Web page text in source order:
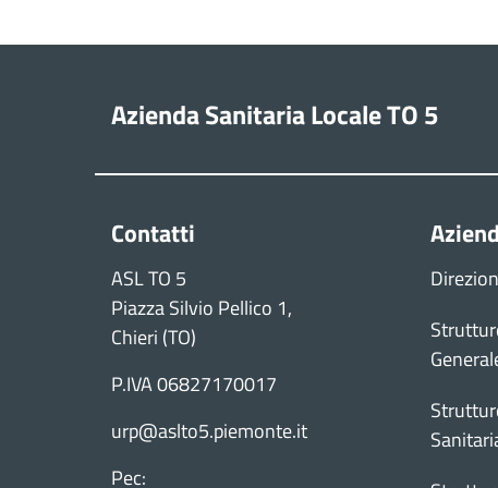
Azienda Sanitaria Locale TO 5
Contatti
ASL TO 5
Piazza Silvio Pellico 1,
Chieri (TO)
P.IVA 06827170017
urp@aslto5.piemonte.it
Pec: